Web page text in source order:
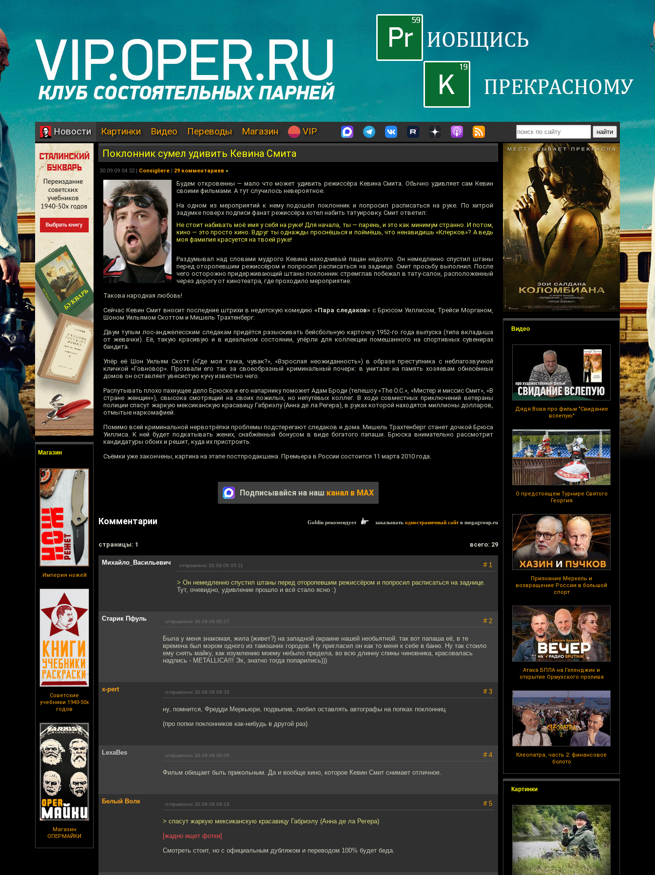
Новости Картинки Видео Переводы Магазин VIP
Магазин
Империя ножей
Советские
учебники 1940-50х
годов
Магазин
ОПЕРМАЙКИ
Видео
Дядя Вова про фильм "Свидание
вслепую"
О предстоящем Турнире Святого
Георгия
Признание Меркель и
возвращение России в большой
спорт
Атака БПЛА на Геленджик и
открытие Ормузского пролива
Клеопатра, часть 2: финансовое
болото
Картинки
Поклонник сумел удивить Кевина Смита
30.09.09 04:32 | Consigliere | 29 комментариев »
Будем откровенны — мало что может удивить режиссёра Кевина Смита. Обычно удивляет сам Кевин
своими фильмами. А тут случилось невероятное.
На одном из мероприятий к нему подошёл поклонник и попросил расписаться на руке. По хитрой
задумке поверх подписи фанат режиссёра хотел набить татуировку. Смит ответил:
Не стоит набивать моё имя у себя на руке! Для начала, ты — парень, и это как минимум странно. И потом,
кино — это просто кино. Вдруг ты однажды проснёшься и поймёшь, что ненавидишь «Клерков»? А ведь
моя фамилия красуется на твоей руке!
Раздумывал над словами мудрого Кевина находчивый пацан недолго. Он немедленно спустил штаны
перед оторопевшим режиссёром и попросил расписаться на заднице. Смит просьбу выполнил. После
чего осторожно придерживающий штаны поклонник стремглав побежал в тату-салон, расположенный
через дорогу от кинотеатра, где проходило мероприятие.
Такова народная любовь!
Сейчас Кевин Смит вносит последние штрихи в недетскую комедию«Пара следаков» с Брюсом Уиллисом, Трейси Морганом,
Шоном Уильямом Скоттом и Мишель Трахтенберг.
Двум тупым лос-анджелесским следакам придётся разыскивать бейсбольную карточку 1952-го года выпуска (типа вкладыша
от жевачки). Её, такую красивую и в идеальном состоянии, упёрли для коллекции помешанного на спортивных сувенирах
бандита.
Упёр её Шон Уильям Скотт («Где моя тачка, чувак?», «Взрослая неожиданность») в образе преступника с неблагозвучной
кличкой «Говновор». Прозвали его так за своеобразный криминальный почерк: в унитазе на память хозяевам обнесённых
домов он оставляет увесистую кучу известно чего.
Распутывать плохо пахнущее дело Брюске и его напарнику поможет Адам Броди (телешоу «The O.C.», «Мистер и миссис Смит», «В
стране женщин»), свысока смотрящий на своих пожилых, но непутёвых коллег. В ходе совместных приключений ветераны
полиции спасут жаркую мексиканскую красавицу Габриэлу (Анна де ла Регера), в руках которой находятся миллионы долларов,
отмытые наркомафией.
Помимо всей криминальной нервотрёпки проблемы подстерегают следаков и дома. Мишель Трахтенберг станет дочкой Брюса
Уиллиса. К ней будет подкатывать жених, снабжённый бонусом в виде богатого папаши. Брюска внимательно рассмотрит
кандидатуры обоих и решит, куда их пристроить.
Съёмки уже закончены, картина на этапе постпродакшена. Премьера в России состоится 11 марта 2010 года.
Подписывайся на наш канал в MAX
Комментарии Goblin рекомендует заказывать одностраничный сайтв megagroup.ru
cтраницы: 1 всего: 29
Михайло_Васильевич отправлено 30.09.09 05:11 # 1
> Он немедленно спустил штаны перед оторопевшим режиссёром и попросил расписаться на заднице.
Тут, очевидно, удивление прошло и всё стало ясно :)
Старик Пфуль отправлено 30.09.09 05:27 # 2
Была у меня знакомая, жила (живет?) на западной окраине нашей необьятной. так вот папаша её, в те
времена был мэром одного из тамошних городов. Ну пригласил он как то меня к себе в баню. Ну так стоило
ему снять майку, как изумлению моему небыло предела, во всю длинну спины чиновника, красовалась
надпись - METALLICA!!! Эх, знатно тогда попарились)))
x-pert отправлено 30.09.09 08:35 # 3
ну, помнится, Фредди Меркьюри, подвыпив, любил оставлять автографы на попках поклонниц
(про попки поклонников как-нибудь в другой раз)
LexaBes отправлено 30.09.09 09:09 # 4
Фильм обещает быть прикольным. Да и вообще кино, которое Кевин Смит снимает отличное.
Белый Волк отправлено 30.09.09 09:19 # 5
> спасут жаркую мексиканскую красавицу Габриэлу (Анна де ла Регера)
[жадно ищет фотки]
Смотреть стоит, но с официальным дубляжом и переводом 100% будет беда.